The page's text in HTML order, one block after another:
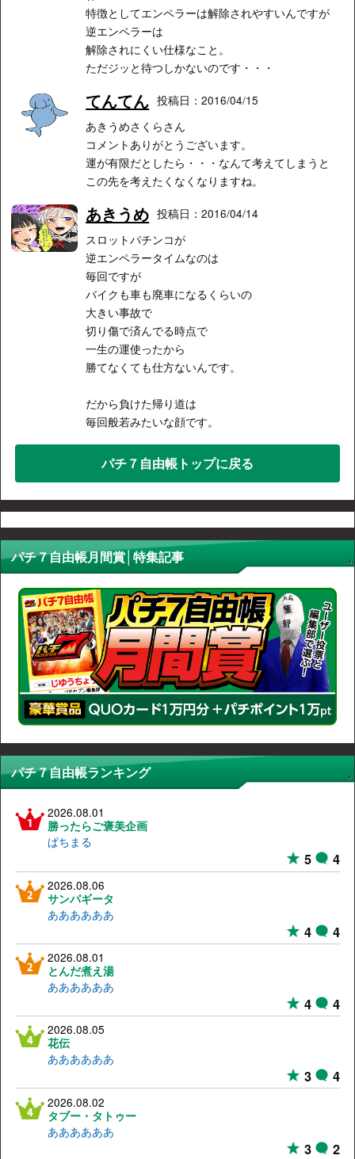
特徴としてエンペラーは解除されやすいんですが
逆エンペラーは
解除されにくい仕様なこと。
ただジッと待つしかないのです・・・
てんてん 投稿日：2016/04/15
あきうめさくらさん
コメントありがとうございます。
運が有限だとしたら・・・なんて考えてしまうと
この先を考えたくなくなりますね。
あきうめ 投稿日：2016/04/14
スロットパチンコが
逆エンペラータイムなのは
毎回ですが
バイクも車も廃車になるくらいの
大きい事故で
切り傷で済んでる時点で
一生の運使ったから
勝てなくても仕方ないんです。
だから負けた帰り道は
毎回般若みたいな顔です。
パチ７自由帳トップに戻る
パチ７自由帳月間賞│特集記事
パチ７自由帳ランキング
2026.08.01
勝ったらご褒美企画
ぱちまる
5 4
2026.08.06
サンパギータ
ああああああ
4 4
2026.08.01
とんだ煮え湯
ああああああ
4 4
2026.08.05
花伝
ああああああ
3 4
2026.08.02
タブー・タトゥー
ああああああ
3 2